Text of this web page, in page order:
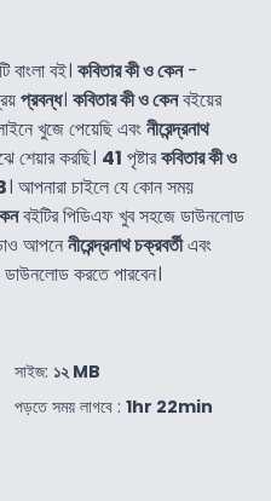
বই। কবিতার কী ও কেন-
প্রবন্ধ। কবিতার কী ও কেনবইয়ের
খুজে পেয়েছি এবংনীরেন্দ্রনাথ
শেয়ার করছি। 41 পৃষ্টারকবিতার কী ও
। আপনারা চাইলে যে কোন সময়
বইটির পিডিএফ খুব সহজে ডাউনলোড
আপনেনীরেন্দ্রনাথ চক্রবর্তীএবং
করতে পারবেন।
সাইজ: ১২ MB
পড়তে সময় লাগবে : 1hr 22min